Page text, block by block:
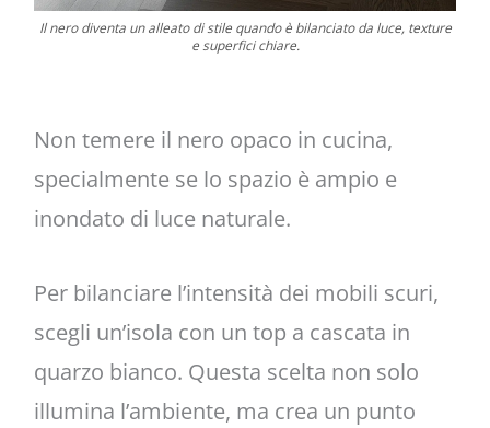
Il nero diventa un alleato di stile quando è bilanciato da luce, texture
e superfici chiare.
Non temere il nero opaco in cucina,
specialmente se lo spazio è ampio e
inondato di luce naturale.
Per bilanciare l’intensità dei mobili scuri,
scegli un’isola con un top a cascata in
quarzo bianco. Questa scelta non solo
illumina l’ambiente, ma crea un punto